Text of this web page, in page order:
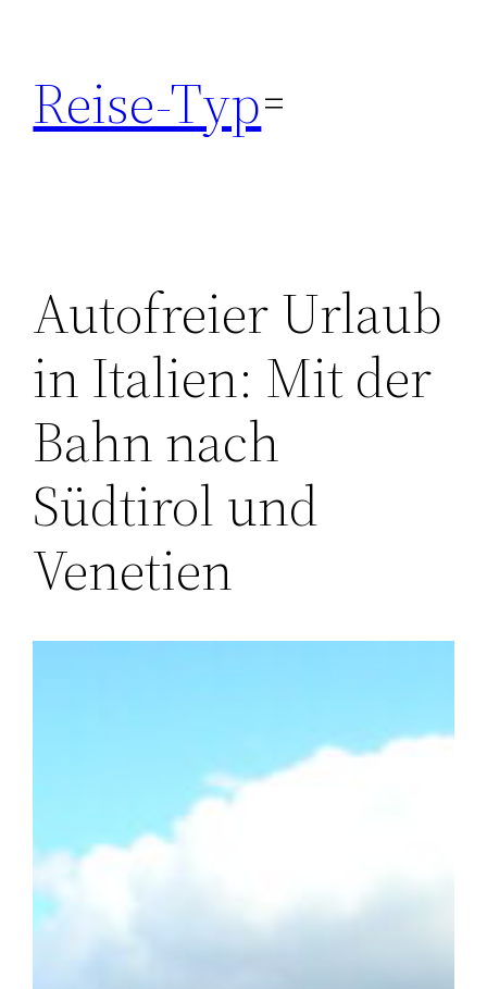
springen
Reise-Typ
Autofreier Urlaub
in Italien: Mit der
Bahn nach
Südtirol und
Venetien